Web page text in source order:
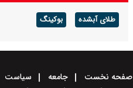
ویدیو
طلای آبشده بوکینگ
صفحه نخست جامعه سیاست